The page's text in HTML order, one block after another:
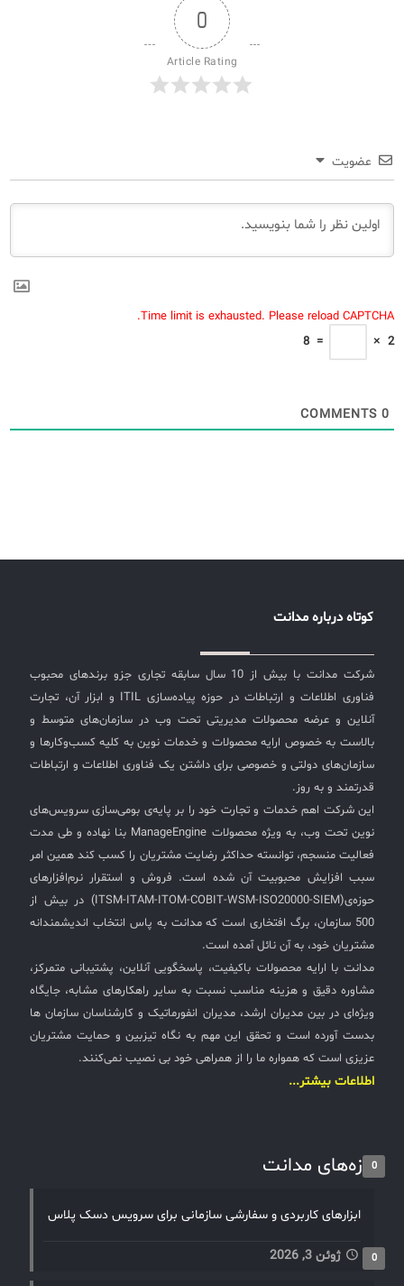
0
Article Rating
عضویت
Time limit is exhausted. Please reload CAPTCHA.
2
×
=
8
0
کوتاه درباره مدانت
شرکت مدانت با بیش از 10 سال سابقه تجاری جزو برندهای محبوب
فناوری اطلاعات و ارتباطات در حوزه پیاده‌سازی ITIL و ابزار آن، تجارت
آنلاین و عرضه محصولات مدیریتی تحت وب در سازمان‌های متوسط و
بالاست به خصوص ارایه محصولات و خدمات نوین به کلیه کسب‌وکارها و
سازمان‌های دولتی و خصوصی برای داشتن یک فناوری اطلاعات و ارتباطات
قدرتمند و به روز.
این شرکت اهم خدمات و تجارت خود را بر پایه‌ی بومی‌سازی سرویس‌های
نوین تحت وب، به ویژه محصولات ManageEngine بنا نهاده و طی مدت
فعالیت منسجم، توانسته حداکثر رضایت مشتریان را کسب کند همین امر
سبب افزایش محبوبیت آن شده است. فروش و استقرار نرم‌افزارهای
حوزه‌ی(ITSM-ITAM-ITOM-COBIT-WSM-ISO20000-SIEM) در بیش از
500 سازمان، برگ افتخاری است که مدانت به پاس انتخاب اندیشمندانه
مشتریان خود، به آن نائل آمده است.
مدانت با ارایه محصولات باکیفیت، پاسخگویی آنلاین، پشتیبانی متمرکز،
مشاوره دقیق و هزینه مناسب نسبت به سایر راهکارهای مشابه، جایگاه
ویژه‌ای در بین مدیران ارشد، مدیران انفورماتیک و کارشناسان سازمان ها
بدست آورده است و تحقق این مهم به نگاه تیزبین و حمایت مشتریان
عزیزی است که همواره ما را از همراهی خود بی نصیب نمی‌کنند.
اطلاعات بیشتر...
تازه‌های مدانت0
ابزارهای کاربردی و سفارشی سازمانی برای سرویس دسک پلاس
ژوئن 3, 2026 0